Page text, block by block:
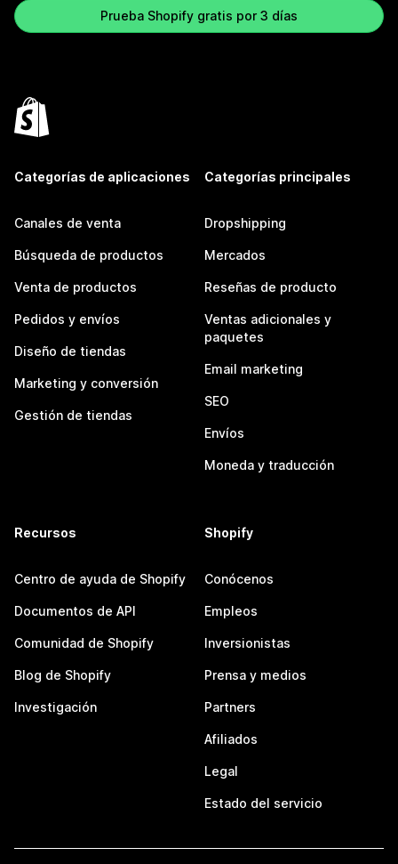
Prueba Shopify gratis por 3 días
Categorías de aplicaciones
Canales de venta
Búsqueda de productos
Venta de productos
Pedidos y envíos
Diseño de tiendas
Marketing y conversión
Gestión de tiendas
Categorías principales
Dropshipping
Mercados
Reseñas de producto
Ventas adicionales y
paquetes
Email marketing
SEO
Envíos
Moneda y traducción
Recursos
Centro de ayuda de Shopify
Documentos de API
Comunidad de Shopify
Blog de Shopify
Investigación
Shopify
Conócenos
Empleos
Inversionistas
Prensa y medios
Partners
Afiliados
Legal
Estado del servicio